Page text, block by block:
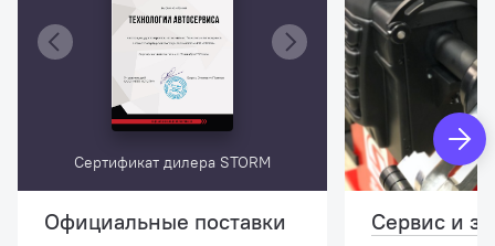
Сертификат дилера STORM
Официальные поставки Сервис и